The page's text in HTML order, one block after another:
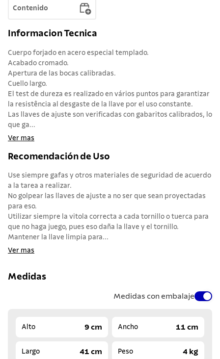
Contenido
Informacion Tecnica
Cuerpo forjado en acero especial templado.
Acabado cromado.
Apertura de las bocas calibradas.
Cuello largo.
El test de dureza es realizado en vários puntos para garantizar
la resistência al desgaste de la llave por el uso constante.
Las llaves de ajuste son verificadas con gabaritos calibrados, lo
que ga...
Ver mas
Recomendación de Uso
Use siempre gafas y otros materiales de seguridad de acuerdo
a la tarea a realizar.
No golpear las llaves de ajuste a no ser que sean proyectadas
para eso.
Utilizar siempre la vitola correcta a cada tornillo o tuerca para
que no haga juego, pues eso daña la llave y el tornillo.
Mantener la llave limpia para...
Ver mas
Medidas
Medidas con embalaje
Alto 9 cm Ancho 11 cm
Largo 41 cm Peso 4 kg